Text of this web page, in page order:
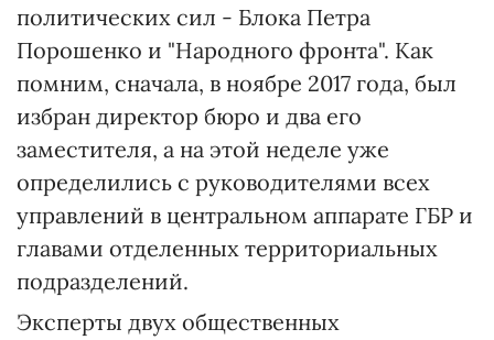
политических сил - Блока Петра
Порошенко и "Народного фронта". Как
помним, сначала, в ноябре 2017 года, был
избран директор бюро и два его
заместителя, а на этой неделе уже
определились с руководителями всех
управлений в центральном аппарате ГБР и
главами отделенных территориальных
подразделений.
Эксперты двух общественных